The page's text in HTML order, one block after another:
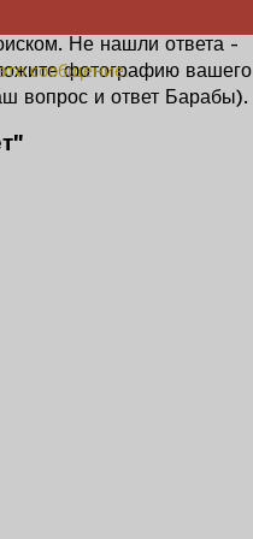
Не нашли ответа -
фотографию вашего
вопрос и ответ Барабы).
сообщение.